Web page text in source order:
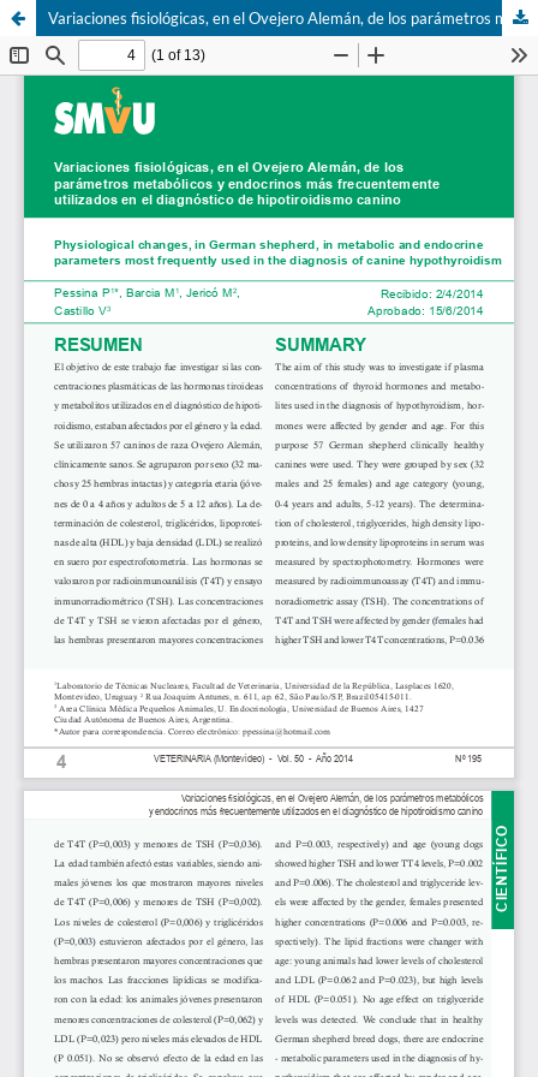
Variaciones fisiológicas, en el Ovejero Alemán, de los parámetros metabólicos y endocrinos más frecuentemente utilizados en el diagnóstico de hipotiroidismo canino